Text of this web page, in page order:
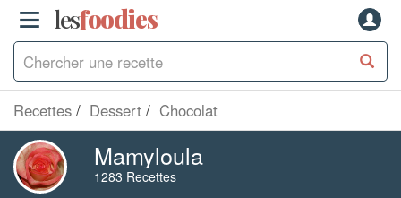
lesfoodies
Recettes Dessert Chocolat
Mamyloula
1283 Recettes